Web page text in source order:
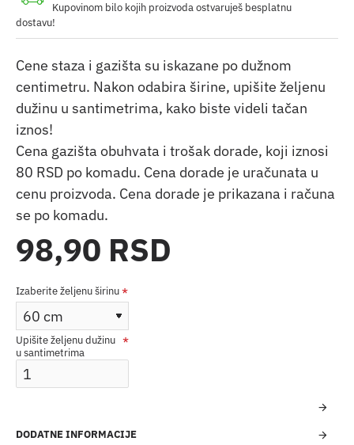
Kupovinom bilo kojih proizvoda ostvaruješ besplatnu
dostavu!
Cene staza i gazišta su iskazane po dužnom
centimetru. Nakon odabira širine, upišite željenu
dužinu u santimetrima, kako biste videli tačan
iznos!
Cena gazišta obuhvata i trošak dorade, koji iznosi
80 RSD po komadu. Cena dorade je uračunata u
cenu proizvoda. Cena dorade je prikazana i računa
se po komadu.
98,90 RSD
Izaberite željenu širinu
Upišite željenu dužinu
u santimetrima
DODATNE INFORMACIJE